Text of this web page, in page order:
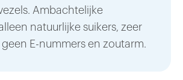
Ambachtelijke
natuurlijke suikers, zeer
geen E-nummers en zoutarm.